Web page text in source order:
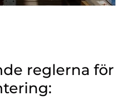
reglerna för